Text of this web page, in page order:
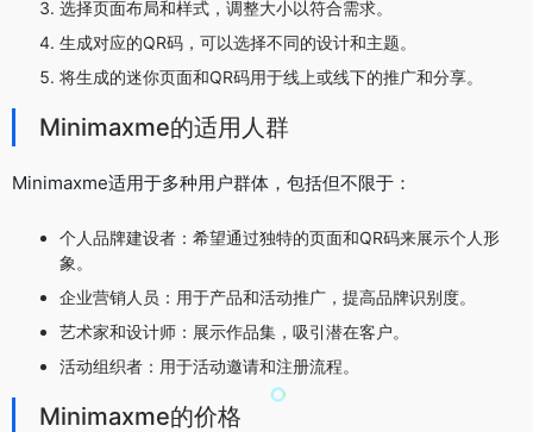
选择页面布局和样式，调整大小以符合需求。
生成对应的QR码，可以选择不同的设计和主题。
将生成的迷你页面和QR码用于线上或线下的推广和分享。
Minimaxme的适用人群
Minimaxme适用于多种用户群体，包括但不限于：
个人品牌建设者：希望通过独特的页面和QR码来展示个人形
象。
企业营销人员：用于产品和活动推广，提高品牌识别度。
艺术家和设计师：展示作品集，吸引潜在客户。
活动组织者：用于活动邀请和注册流程。
Minimaxme的价格